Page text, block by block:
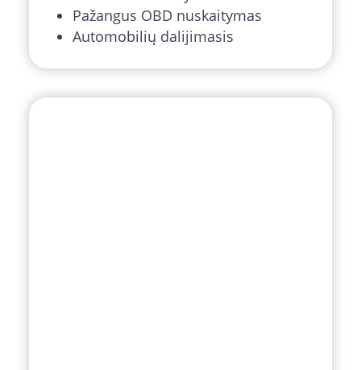
Pažangus OBD nuskaitymas
Automobilių dalijimasis